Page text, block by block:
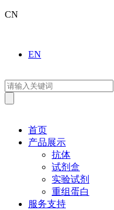
CN
EN
首页
产品展示
抗体
试剂盒
实验试剂
重组蛋白
服务支持